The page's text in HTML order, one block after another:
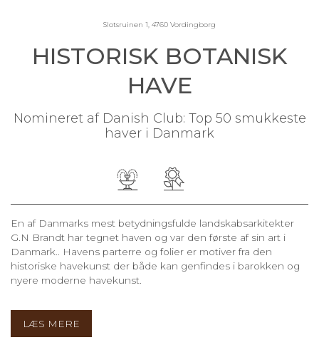
Slotsruinen 1, 4760 Vordingborg
HISTORISK BOTANISK
HAVE
Nomineret af Danish Club: Top 50 smukkeste
haver i Danmark
En af Danmarks mest betydningsfulde landskabsarkitekter
G.N Brandt har tegnet haven og var den første af sin art i
Danmark.. Havens parterre og folier er motiver fra den
historiske havekunst der både kan genfindes i barokken og
nyere moderne havekunst.
LÆS MERE